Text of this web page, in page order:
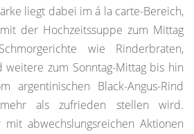
liegt dabei im á la carte-Bereich,
der Hochzeitssuppe zum Mittag
wie Rinderbraten,
weitere zum Sonntag-Mittag bis hin
argentinischen Black-Angus-Rind
als zufrieden stellen wird.
abwechslungsreichen Aktionen